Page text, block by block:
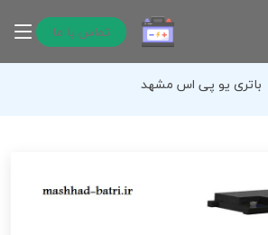
تماس با ما
باتری یو پی اس مشهد